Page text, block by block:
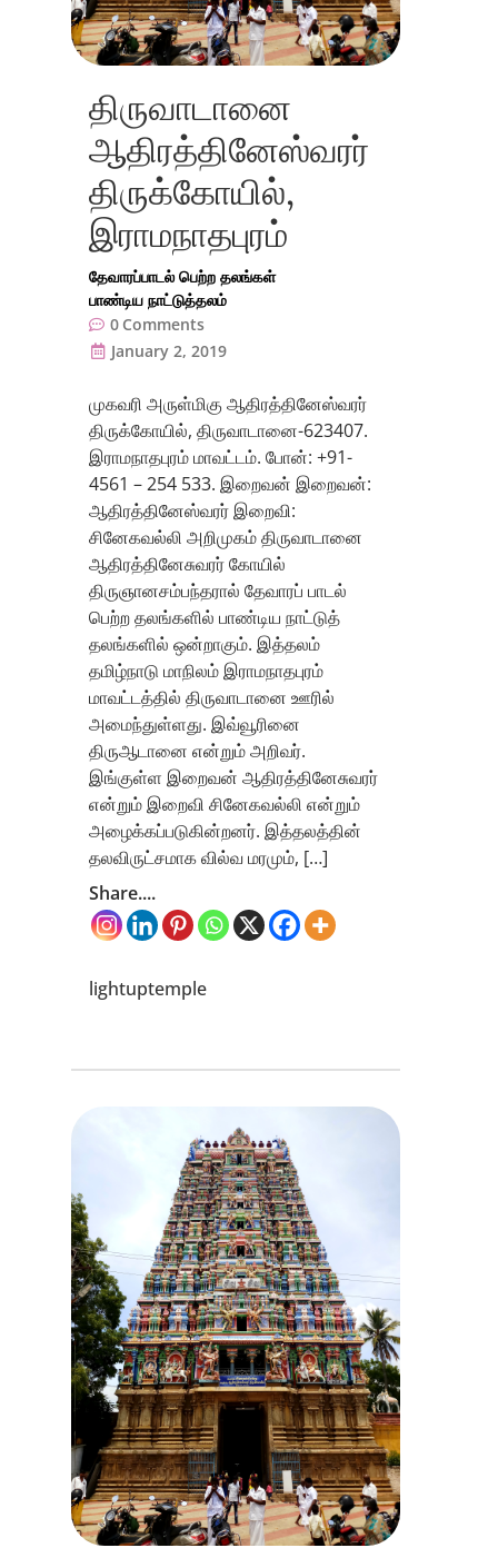
திருவாடானை
ஆதிரத்தினேஸ்வரர்
திருக்கோயில்,
இராமநாதபுரம்
தேவாரப்பாடல் பெற்ற தலங்கள்
பாண்டிய நாட்டுத்தலம்
0 Comments
January 2, 2019
முகவரி அருள்மிகு ஆதிரத்தினேஸ்வரர்
திருக்கோயில், திருவாடானை-623407.
இராமநாதபுரம் மாவட்டம். போன்: +91-
4561 – 254 533. இறைவன் இறைவன்:
ஆதிரத்தினேஸ்வரர் இறைவி:
சினேகவல்லி அறிமுகம் திருவாடானை
ஆதிரத்தினேசுவரர் கோயில்
திருஞானசம்பந்தரால் தேவாரப் பாடல்
பெற்ற தலங்களில் பாண்டிய நாட்டுத்
தலங்களில் ஒன்றாகும். இத்தலம்
தமிழ்நாடு மாநிலம் இராமநாதபுரம்
மாவட்டத்தில் திருவாடானை ஊரில்
அமைந்துள்ளது. இவ்வூரினை
திருஆடானை என்றும் அறிவர்.
இங்குள்ள இறைவன் ஆதிரத்தினேசுவரர்
என்றும் இறைவி சினேகவல்லி என்றும்
அழைக்கப்படுகின்றனர். இத்தலத்தின்
தலவிருட்சமாக வில்வ மரமும், […]
Share....
lightuptemple